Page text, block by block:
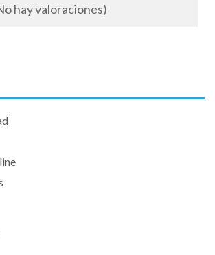
hay valoraciones)